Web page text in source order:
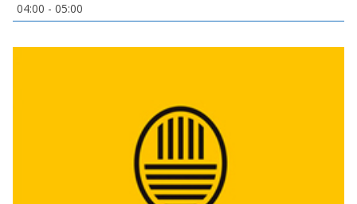
04:00 - 05:00